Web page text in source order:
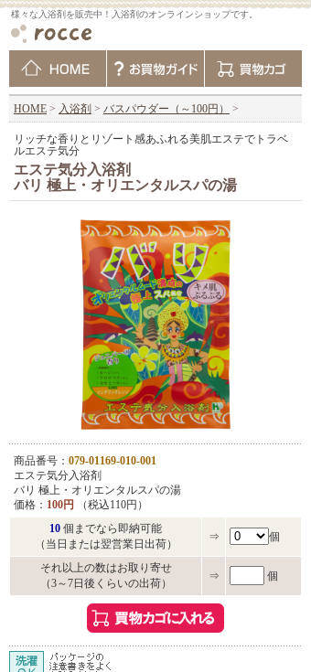
様々な入浴剤を販売中！入浴剤のオンラインショップです。
HOME > 入浴剤 > バスパウダー（～100円） >
リッチな香りとリゾート感あふれる美肌エステでトラベ
ルエステ気分
エステ気分入浴剤
バリ 極上・オリエンタルスパの湯
商品番号： 079-01169-010-001
エステ気分入浴剤
バリ 極上・オリエンタルスパの湯
価格： 100円
（税込110円）
10 個までなら即納可能
（当日または翌営業日出荷）
⇒ 個
それ以上の数はお取り寄せ
（3～7日後くらいの出荷）
⇒ 個